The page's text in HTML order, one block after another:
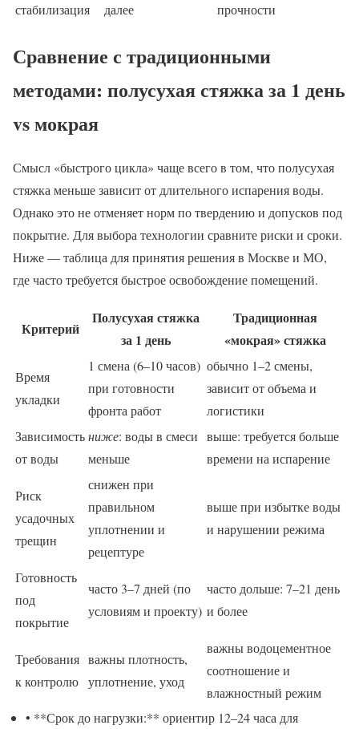
стабилизация
далее
прочности
Сравнение с традиционными
методами: полусухая стяжка за 1 день
vs мокрая
Смысл «быстрого цикла» чаще всего в том, что полусухая
стяжка меньше зависит от длительного испарения воды.
Однако это не отменяет норм по твердению и допусков под
покрытие. Для выбора технологии сравните риски и сроки.
Ниже — таблица для принятия решения в Москве и МО,
где часто требуется быстрое освобождение помещений.
Критерий
Полусухая стяжка
за 1 день
Традиционная
«мокрая» стяжка
Время
укладки
1 смена (6–10 часов)
при готовности
фронта работ
обычно 1–2 смены,
зависит от объема и
логистики
Зависимость
от воды
ниже: воды в смеси
меньше
выше: требуется больше
времени на испарение
Риск
усадочных
трещин
снижен при
правильном
уплотнении и
рецептуре
выше при избытке воды
и нарушении режима
Готовность
под
покрытие
часто 3–7 дней (по
условиям и проекту)
часто дольше: 7–21 день
и более
Требования
к контролю
важны плотность,
уплотнение, уход
важны водоцементное
соотношение и
влажностный режим
• **Срок до нагрузки:** ориентир 12–24 часа для